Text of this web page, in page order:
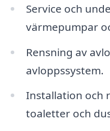
Service och
värmepumpar
Rensning av
avloppssystem.
Installation och
toaletter och